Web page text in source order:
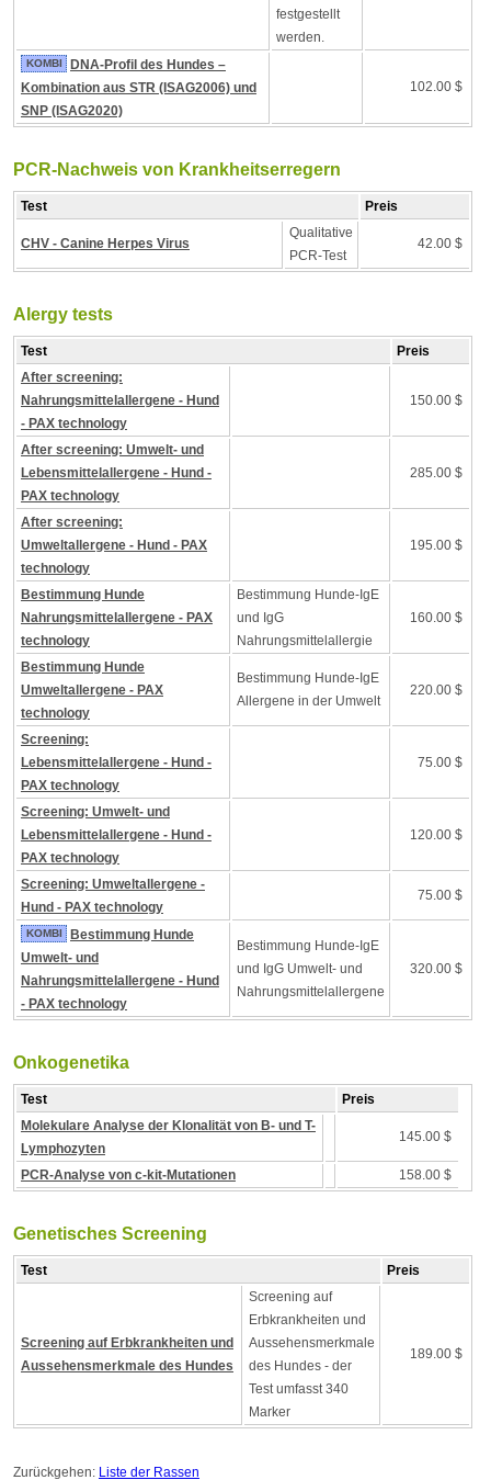
festgestellt
werden.
KOMBI
DNA-Profil des Hundes –
Kombination aus STR (ISAG2006) und
SNP (ISAG2020)
102.00 $
PCR-Nachweis von Krankheitserregern
Test Preis
CHV - Canine Herpes Virus
Qualitative
PCR-Test
42.00 $
Alergy tests
Test
Preis
After screening:
Nahrungsmittelallergene - Hund
- PAX technology
150.00 $
After screening: Umwelt- und
Lebensmittelallergene - Hund -
PAX technology
285.00 $
After screening:
Umweltallergene - Hund - PAX
technology
195.00 $
Bestimmung Hunde
Nahrungsmittelallergene - PAX
technology
Bestimmung Hunde-IgE
und IgG
Nahrungsmittelallergie
160.00 $
Bestimmung Hunde
Umweltallergene - PAX
technology
Bestimmung Hunde-IgE
Allergene in der Umwelt
220.00 $
Screening:
Lebensmittelallergene - Hund -
PAX technology
75.00 $
Screening: Umwelt- und
Lebensmittelallergene - Hund -
PAX technology
120.00 $
Screening: Umweltallergene -
Hund - PAX technology
75.00 $
KOMBI
Bestimmung Hunde
Umwelt- und
Nahrungsmittelallergene - Hund
- PAX technology
Bestimmung Hunde-IgE
und IgG Umwelt- und
Nahrungsmittelallergene
320.00 $
Onkogenetika
Test
Preis
Molekulare Analyse der Klonalität von B- und T-
Lymphozyten
145.00 $
PCR-Analyse von c-kit-Mutationen 158.00 $
Genetisches Screening
Test Preis
Screening auf Erbkrankheiten und
Aussehensmerkmale des Hundes
Screening auf
Erbkrankheiten und
Aussehensmerkmale
des Hundes - der
Test umfasst 340
Marker
189.00 $
Zurückgehen: Liste der Rassen